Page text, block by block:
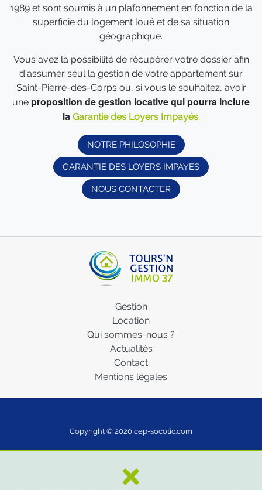
1989 et sont soumis à un plafonnement en fonction de la
superficie du logement loué et de sa situation
géographique.
Vous avez la possibilité de récupérer votre dossier afin
d’assumer seul la gestion de votre appartement sur
Saint-Pierre-des-Corps ou, si vous le souhaitez, avoir
une proposition de gestion locative qui pourra inclure
la Garantie des Loyers Impayés.
NOTRE PHILOSOPHIE
GARANTIE DES LOYERS IMPAYES
NOUS CONTACTER
Gestion
Location
Qui sommes-nous ?
Actualités
Contact
Mentions légales
Copyright © 2020 cep-socotic.com